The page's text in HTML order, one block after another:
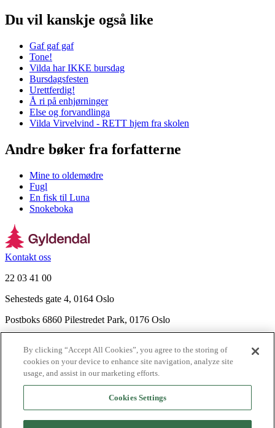
Du vil kanskje også like
Gaf gaf gaf
Tone!
Vilda har IKKE bursdag
Bursdagsfesten
Urettferdig!
Å ri på enhjørninger
Else og forvandlinga
Vilda Virvelvind - RETT hjem fra skolen
Andre bøker fra forfatterne
Mine to oldemødre
Fugl
En fisk til Luna
Snokeboka
Kontakt oss
22 03 41 00
Sehesteds gate 4, 0164 Oslo
Postboks 6860 Pilestredet Park, 0176 Oslo
Nyhetsbrev
Ledige stillinger
Send inn manus
By clicking “Accept All Cookies”, you agree to the storing of
cookies on your device to enhance site navigation, analyze site
usage, and assist in our marketing efforts.
Cookies Settings